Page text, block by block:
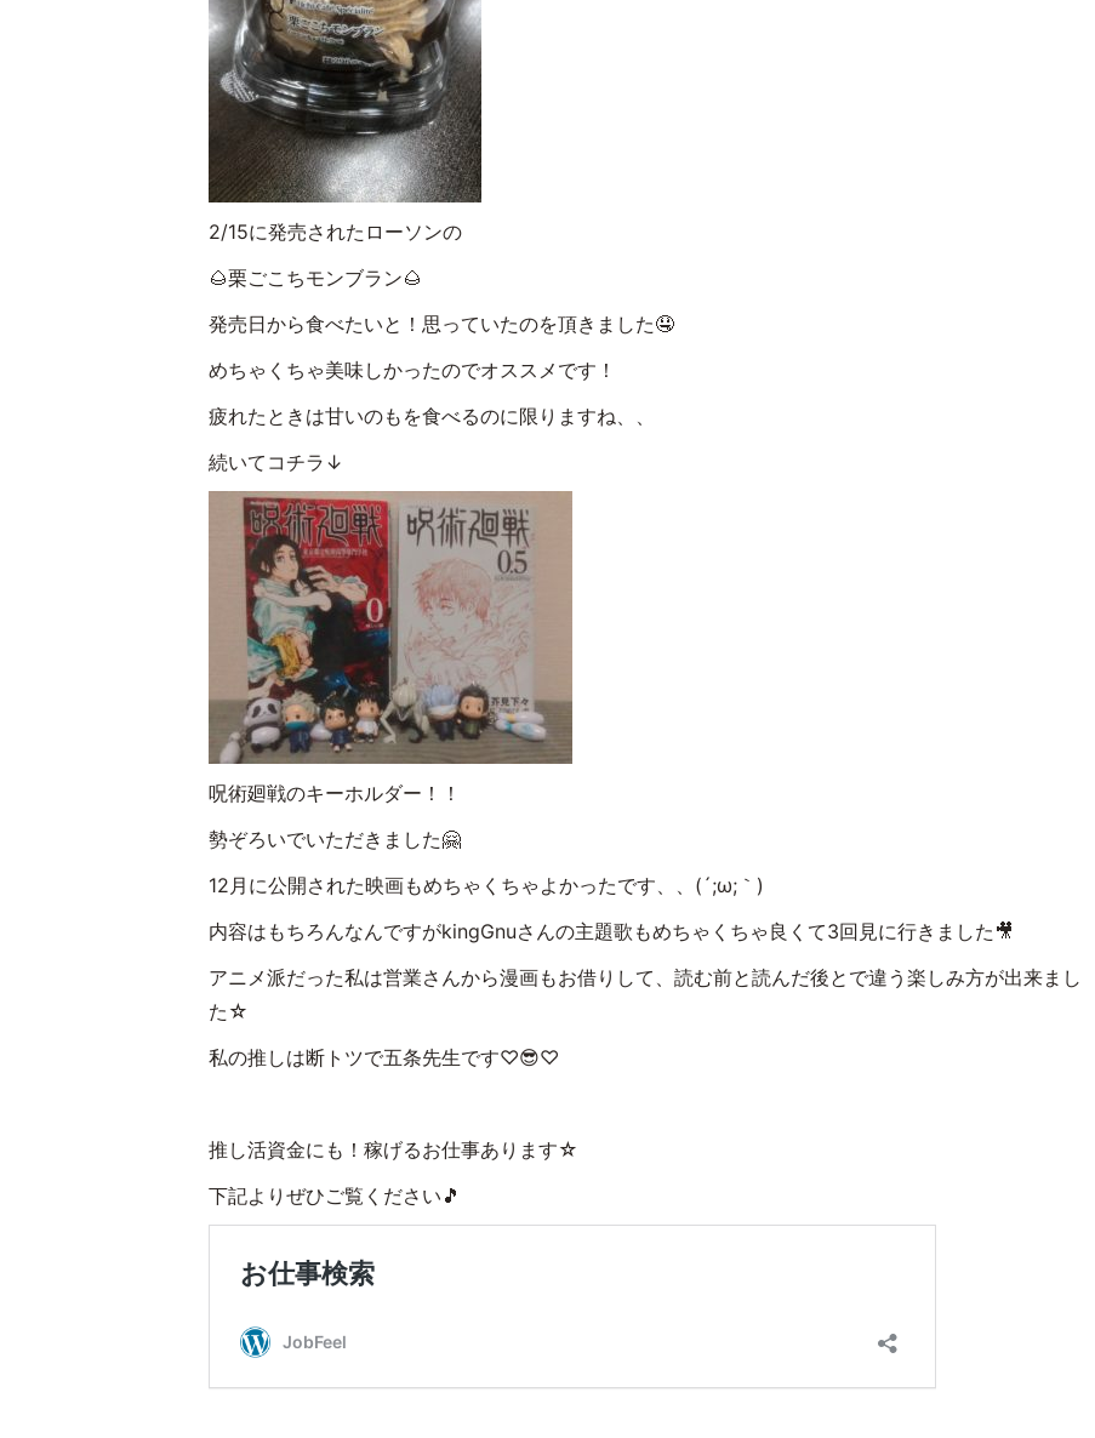
2/15に発売されたローソンの
🌰栗ごこちモンブラン🌰
発売日から食べたいと！思っていたのを頂きました🤤
めちゃくちゃ美味しかったのでオススメです！
疲れたときは甘いのもを食べるのに限りますね、、
続いてコチラ↓
呪術廻戦のキーホルダー！！
勢ぞろいでいただきました🤗
12月に公開された映画もめちゃくちゃよかったです、、(´;ω;｀)
内容はもちろんなんですがkingGnuさんの主題歌もめちゃくちゃ良くて3回見に行きました🎥
アニメ派だった私は営業さんから漫画もお借りして、読む前と読んだ後とで違う楽しみ方が出来まし
た☆
私の推しは断トツで五条先生です♡😎♡
推し活資金にも！稼げるお仕事あります☆
下記よりぜひご覧ください🎵